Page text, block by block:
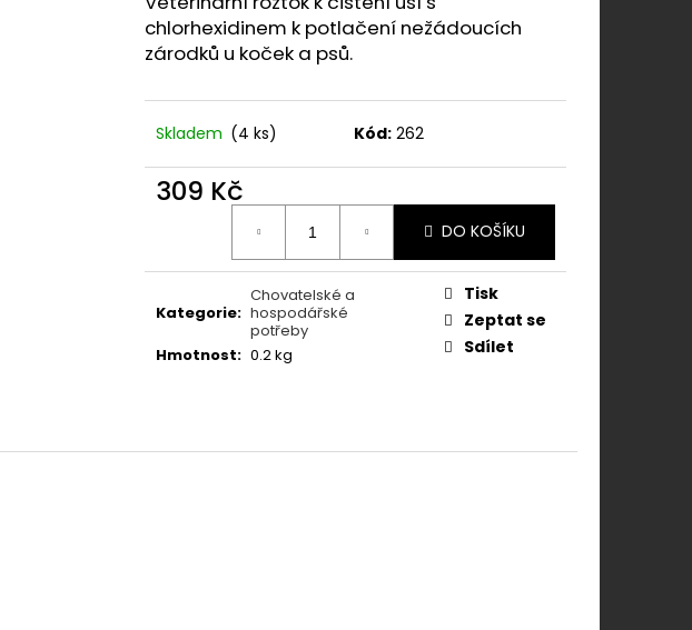
chlorhexidinem k potlačení nežádoucích
zárodků u koček a psů.
Skladem (4 ks) Kód: 262
309 Kč
DO KOŠÍKU
Kategorie:
Chovatelské a
hospodářské
potřeby
Hmotnost: 0.2 kg
Tisk
Zeptat se
Sdílet
ALAVIS CELADRIN 500 MG 60TBL.